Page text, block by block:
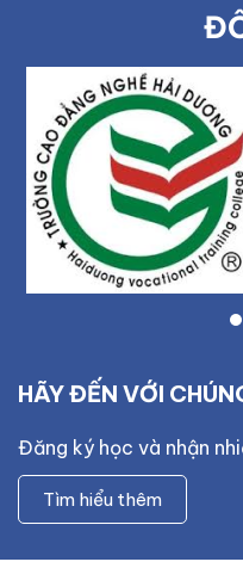
HÃY ĐẾN VỚI
Đăng ký học và nhận
Tìm hiểu thêm